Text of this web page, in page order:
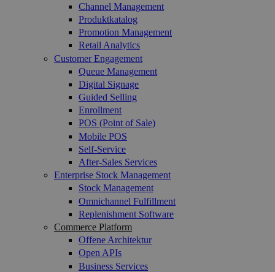
Channel Management
Produktkatalog
Promotion Management
Retail Analytics
Customer Engagement
Queue Management
Digital Signage
Guided Selling
Enrollment
POS (Point of Sale)
Mobile POS
Self-Service
After-Sales Services
Enterprise Stock Management
Stock Management
Omnichannel Fulfillment
Replenishment Software
Commerce Platform
Offene Architektur
Open APIs
Business Services